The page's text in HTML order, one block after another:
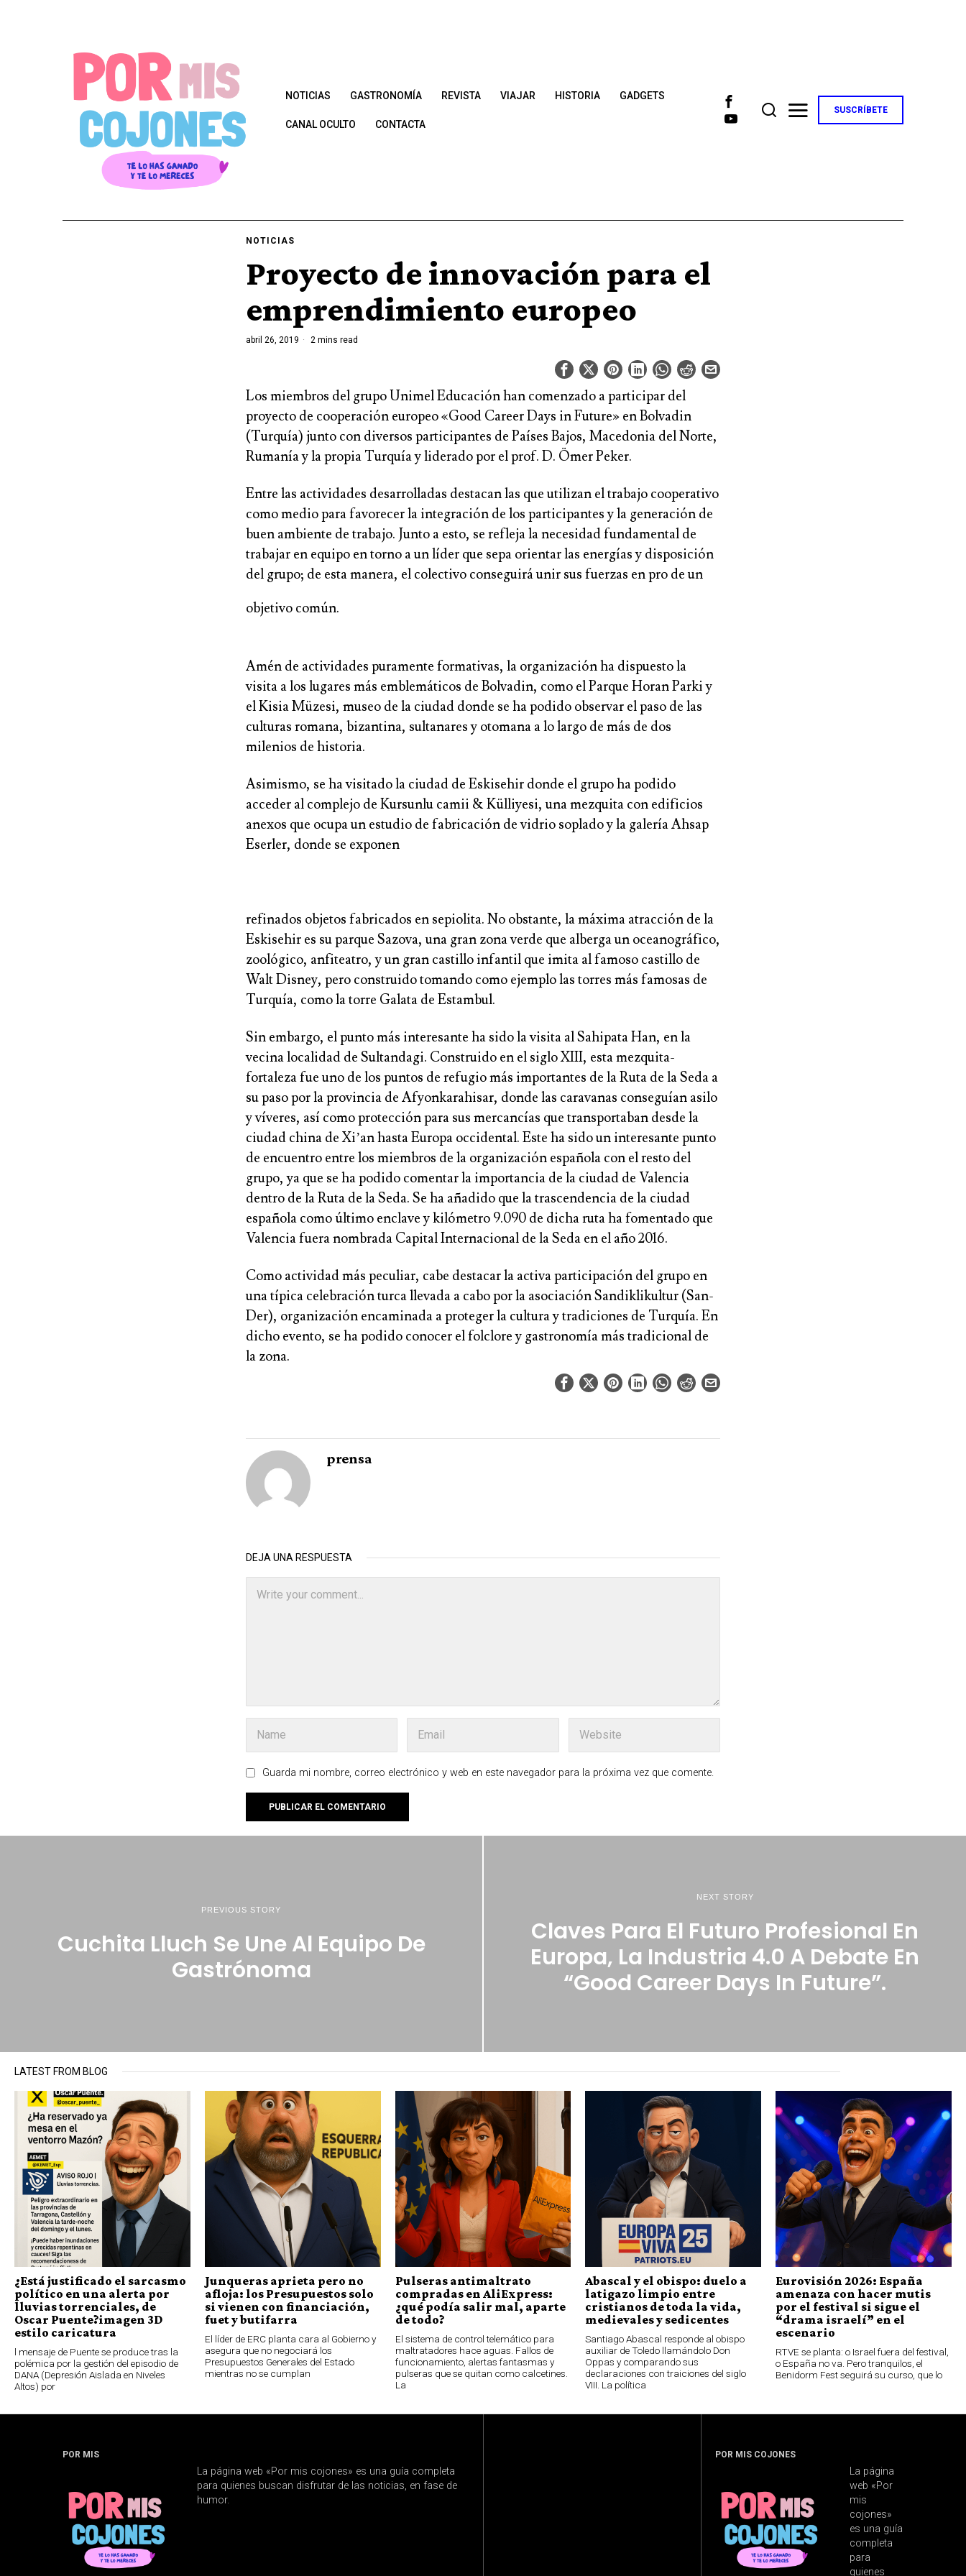
NOTICIAS GASTRONOMÍA REVISTA VIAJAR HISTORIA GADGETS
CANAL OCULTO CONTACTA
SUSCRÍBETE
NOTICIAS
Proyecto de innovación para el
emprendimiento europeo
abril 26, 2019 2 mins read
Los miembros del grupo Unimel Educación han comenzado a participar del
proyecto de cooperación europeo «Good Career Days in Future» en Bolvadin
(Turquía) junto con diversos participantes de Países Bajos, Macedonia del Norte,
Rumanía y la propia Turquía y liderado por el prof. D. Ömer Peker.
Entre las actividades desarrolladas destacan las que utilizan el trabajo cooperativo
como medio para favorecer la integración de los participantes y la generación de
buen ambiente de trabajo. Junto a esto, se refleja la necesidad fundamental de
trabajar en equipo en torno a un líder que sepa orientar las energías y disposición
del grupo; de esta manera, el colectivo conseguirá unir sus fuerzas en pro de un
objetivo común.
Amén de actividades puramente formativas, la organización ha dispuesto la
visita a los lugares más emblemáticos de Bolvadin, como el Parque Horan Parki y
el Kisia Müzesi, museo de la ciudad donde se ha podido observar el paso de las
culturas romana, bizantina, sultanares y otomana a lo largo de más de dos
milenios de historia.
Asimismo, se ha visitado la ciudad de Eskisehir donde el grupo ha podido
acceder al complejo de Kursunlu camii & Külliyesi, una mezquita con edificios
anexos que ocupa un estudio de fabricación de vidrio soplado y la galería Ahsap
Eserler, donde se exponen
refinados objetos fabricados en sepiolita. No obstante, la máxima atracción de la
Eskisehir es su parque Sazova, una gran zona verde que alberga un oceanográfico,
zoológico, anfiteatro, y un gran castillo infantil que imita al famoso castillo de
Walt Disney, pero construido tomando como ejemplo las torres más famosas de
Turquía, como la torre Galata de Estambul.
Sin embargo, el punto más interesante ha sido la visita al Sahipata Han, en la
vecina localidad de Sultandagi. Construido en el siglo XIII, esta mezquita-
fortaleza fue uno de los puntos de refugio más importantes de la Ruta de la Seda a
su paso por la provincia de Afyonkarahisar, donde las caravanas conseguían asilo
y víveres, así como protección para sus mercancías que transportaban desde la
ciudad china de Xi’an hasta Europa occidental. Este ha sido un interesante punto
de encuentro entre los miembros de la organización española con el resto del
grupo, ya que se ha podido comentar la importancia de la ciudad de Valencia
dentro de la Ruta de la Seda. Se ha añadido que la trascendencia de la ciudad
española como último enclave y kilómetro 9.090 de dicha ruta ha fomentado que
Valencia fuera nombrada Capital Internacional de la Seda en el año 2016.
Como actividad más peculiar, cabe destacar la activa participación del grupo en
una típica celebración turca llevada a cabo por la asociación Sandiklikultur (San-
Der), organización encaminada a proteger la cultura y tradiciones de Turquía. En
dicho evento, se ha podido conocer el folclore y gastronomía más tradicional de
la zona.
prensa
DEJA UNA RESPUESTA
Guarda mi nombre, correo electrónico y web en este navegador para la próxima vez que comente.
PREVIOUS STORY
Cuchita Lluch Se Une Al Equipo De
Gastrónoma
NEXT STORY
Claves Para El Futuro Profesional En
Europa, La Industria 4.0 A Debate En
“Good Career Days In Future”.
LATEST FROM BLOG
¿Está justificado el sarcasmo
político en una alerta por
lluvias torrenciales, de
Oscar Puente?imagen 3D
estilo caricatura
l mensaje de Puente se produce tras la
polémica por la gestión del episodio de
DANA (Depresión Aislada en Niveles
Altos) por
Junqueras aprieta pero no
afloja: los Presupuestos solo
si vienen con financiación,
fuet y butifarra
El líder de ERC planta cara al Gobierno y
asegura que no negociará los
Presupuestos Generales del Estado
mientras no se cumplan
Pulseras antimaltrato
compradas en AliExpress:
¿qué podía salir mal, aparte
de todo?
El sistema de control telemático para
maltratadores hace aguas. Fallos de
funcionamiento, alertas fantasmas y
pulseras que se quitan como calcetines.
La
Abascal y el obispo: duelo a
latigazo limpio entre
cristianos de toda la vida,
medievales y sedicentes
Santiago Abascal responde al obispo
auxiliar de Toledo llamándolo Don
Oppas y comparando sus
declaraciones con traiciones del siglo
VIII. La política
Eurovisión 2026: España
amenaza con hacer mutis
por el festival si sigue el
“drama israelí” en el
escenario
RTVE se planta: o Israel fuera del festival,
o España no va. Pero tranquilos, el
Benidorm Fest seguirá su curso, que lo
POR MIS
La página web «Por mis cojones» es una guía completa
para quienes buscan disfrutar de las noticias, en fase de
humor.
POR MIS COJONES
La página
web «Por
mis
cojones»
es una guía
completa
para
quienes